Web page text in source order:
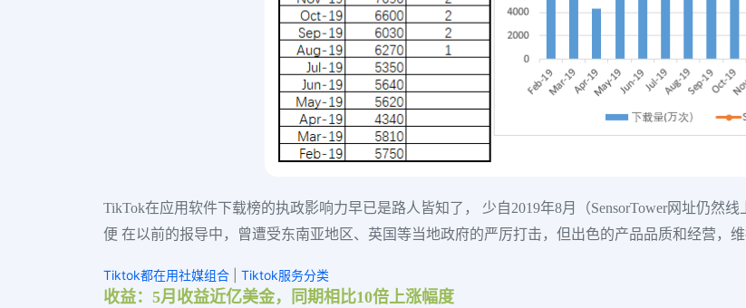
TikTok在应用软件下载榜的执政影响力早已是路人皆知了， 少自2019年8月（SensorTower网址仍然
便 在以前的报导中，曾遭受东南亚地区、英国等当地政府的严厉打击，但出色的产品品质和经营，
Tiktok都在用社媒组合 Tiktok服务分类
收益：5月收益近亿美金，同期相比10倍上涨幅度